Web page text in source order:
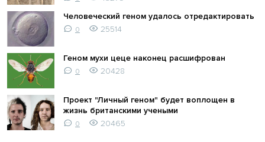
Человеческий геном удалось отредактировать
0 25514
Геном мухи цеце наконец расшифрован
0 20428
Проект "Личный геном" будет воплощен в
жизнь британскими учеными
0 20465